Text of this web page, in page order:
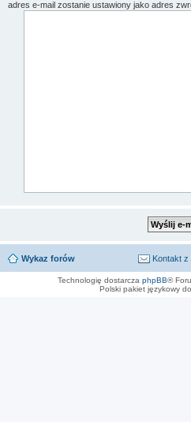
adres e-mail zostanie ustawiony jako adres
Wykaz forów Kontakt z
Technologię dostarcza phpBB®
Polski pakiet językowy